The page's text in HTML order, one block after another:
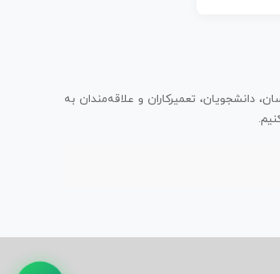
دانشجویان، تعمیرکاران و علاقه‌مندان به